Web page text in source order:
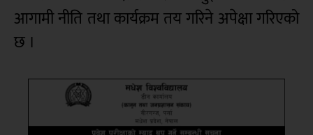
आगामी नीति तथा कार्यक्रम तय गरिने अपेक्षा गरिएको
छ ।